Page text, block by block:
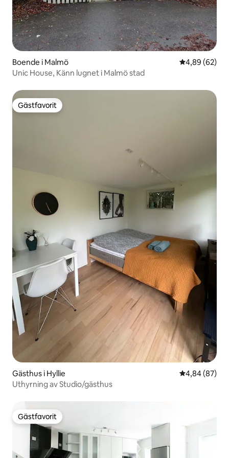
Boende i Malmö 4,89 av 5 i
4,89 (62)
Unic House, Känn lugnet i Malmö stad
Gästfavorit
Gästfavorit
Gästhus i Hyllie 4,84 av 5 i
4,84 (87)
Uthyrning av Studio/gästhus
Gästfavorit
Gästfavorit